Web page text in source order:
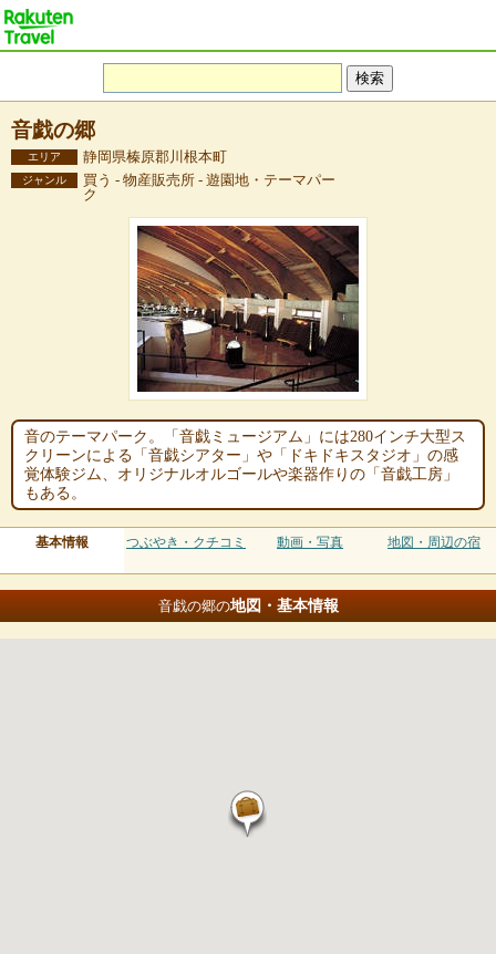
音戯の郷
エリア 静岡県榛原郡川根本町
ジャンル
買う - 物産販売所 - 遊園地・テーマパー
ク
音のテーマパーク。「音戯ミュージアム」には280インチ大型ス
クリーンによる「音戯シアター」や「ドキドキスタジオ」の感
覚体験ジム、オリジナルオルゴールや楽器作りの「音戯工房」
もある。
基本情報 つぶやき・クチコミ 動画・写真 地図・周辺の宿
音戯の郷の地図・基本情報